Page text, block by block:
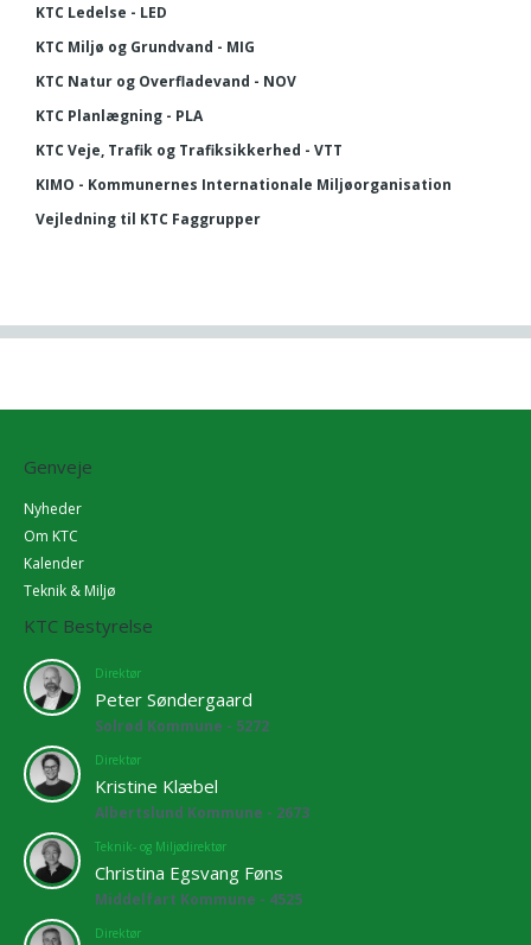
KTC Ledelse - LED
KTC Miljø og Grundvand - MIG
KTC Natur og Overfladevand - NOV
KTC Planlægning - PLA
KTC Veje, Trafik og Trafiksikkerhed - VTT
KIMO - Kommunernes Internationale Miljøorganisation
Vejledning til KTC Faggrupper
Genveje
Nyheder
Om KTC
Kalender
Teknik & Miljø
KTC Bestyrelse
Direktør
Peter Søndergaard
Solrød Kommune - 5272
Direktør
Kristine Klæbel
Albertslund Kommune - 2673
Teknik- og Miljødirektør
Christina Egsvang Føns
Middelfart Kommune - 4525
Direktør